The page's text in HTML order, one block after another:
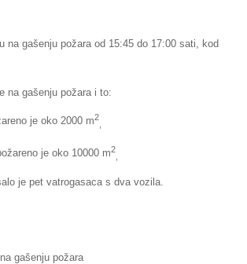
na gašenju požara od 15:45 do 17:00 sati, kod
na gašenju požara i to:
je oko 2000 m2
je oko 10000 m2
je pet vatrogasaca s dva vozila.
gašenju požara